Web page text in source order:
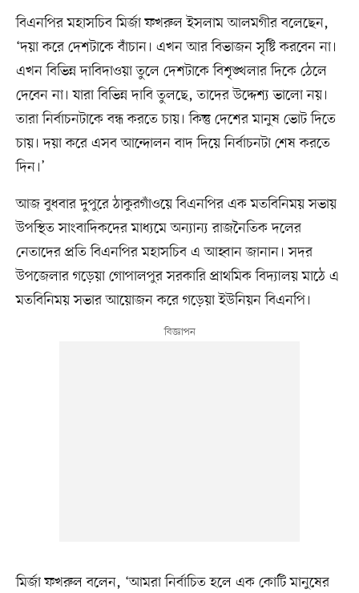
বিএনপির মহাসচিব মির্জা ফখরুল ইসলাম আলমগীর বলেছেন,
‘দয়া করে দেশটাকে বাঁচান। এখন আর বিভাজন সৃষ্টি করবেন না।
এখন বিভিন্ন দাবিদাওয়া তুলে দেশটাকে বিশৃঙ্খলার দিকে ঠেলে
দেবেন না। যারা বিভিন্ন দাবি তুলছে, তাদের উদ্দেশ্য ভালো নয়।
তারা নির্বাচনটাকে বন্ধ করতে চায়। কিন্তু দেশের মানুষ ভোট দিতে
চায়। দয়া করে এসব আন্দোলন বাদ দিয়ে নির্বাচনটা শেষ করতে
দিন।’
আজ বুধবার দুপুরে ঠাকুরগাঁওয়ে বিএনপির এক মতবিনিময় সভায়
উপস্থিত সাংবাদিকদের মাধ্যমে অন্যান্য রাজনৈতিক দলের
নেতাদের প্রতি বিএনপির মহাসচিব এ আহ্বান জানান। সদর
উপজেলার গড়েয়া গোপালপুর সরকারি প্রাথমিক বিদ্যালয় মাঠে এ
মতবিনিময় সভার আয়োজন করে গড়েয়া ইউনিয়ন বিএনপি।
মির্জা ফখরুল বলেন, ‘আমরা নির্বাচিত হলে এক কোটি মানুষের